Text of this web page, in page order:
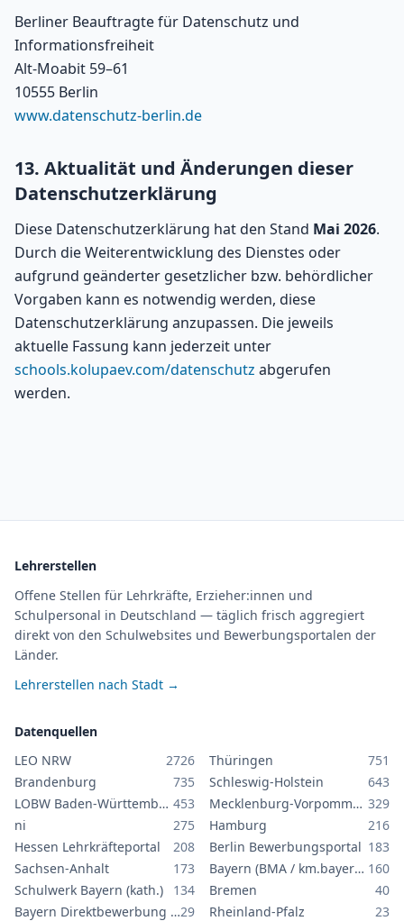
Berliner Beauftragte für Datenschutz und
Informationsfreiheit
Alt-Moabit 59–61
10555 Berlin
www.datenschutz-berlin.de
13. Aktualität und Änderungen dieser
Datenschutzerklärung
Diese Datenschutzerklärung hat den Stand Mai 2026.
Durch die Weiterentwicklung des Dienstes oder
aufgrund geänderter gesetzlicher bzw. behördlicher
Vorgaben kann es notwendig werden, diese
Datenschutzerklärung anzupassen. Die jeweils
aktuelle Fassung kann jederzeit unter
schools.kolupaev.com/datenschutz abgerufen
werden.
Lehrerstellen
Offene Stellen für Lehrkräfte, Erzieher:innen und
Schulpersonal in Deutschland — täglich frisch aggregiert
direkt von den Schulwebsites und Bewerbungsportalen der
Länder.
Lehrerstellen nach Stadt →
Datenquellen
LEO NRW
2726 Thüringen
751
Brandenburg
735 Schleswig-Holstein
643
LOBW Baden-Württemberg 453 Mecklenburg-Vorpommern 329
ni
275 Hamburg
216
Hessen Lehrkräfteportal
208 Berlin Bewerbungsportal 183
Sachsen-Anhalt
173 Bayern (BMA / km.bayern.de) 160
Schulwerk Bayern (kath.)
134 Bremen
40
Bayern Direktbewerbung GS/MS29 Rheinland-Pfalz 23